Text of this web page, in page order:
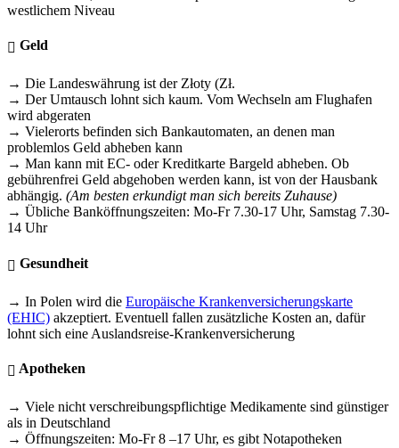
westlichem Niveau
Geld
→ Die Landeswährung ist der Złoty (Zł.
→ Der Umtausch lohnt sich kaum. Vom Wechseln am Flughafen
wird abgeraten
→ Vielerorts befinden sich Bankautomaten, an denen man
problemlos Geld abheben kann
→ Man kann mit EC- oder Kreditkarte Bargeld abheben. Ob
gebührenfrei Geld abgehoben werden kann, ist von der Hausbank
abhängig. (Am besten erkundigt man sich bereits Zuhause)
→ Übliche Banköffnungszeiten: Mo-Fr 7.30-17 Uhr, Samstag 7.30-
14 Uhr
Gesundheit
→ In Polen wird die Europäische Krankenversicherungskarte
(EHIC) akzeptiert. Eventuell fallen zusätzliche Kosten an, dafür
lohnt sich eine Auslandsreise-Krankenversicherung
Apotheken
→ Viele nicht verschreibungspflichtige Medikamente sind günstiger
als in Deutschland
→ Öffnungszeiten: Mo-Fr 8 –17 Uhr, es gibt Notapotheken